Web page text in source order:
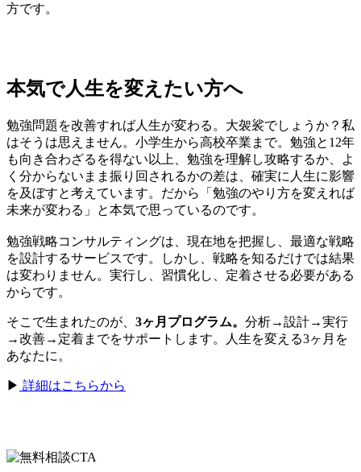
方です。
本気で人生を変えたい方へ
勉強問題を改善すれば人生が変わる。大袈裟でしょうか？私
はそうは思えません。小学生から高校卒業まで。勉強と12年
も向き合わざるを得ない以上、勉強を理解し攻略するか、よ
く分からないまま振り回されるかの差は、確実に人生に影響
を及ぼすと考えています。だから「勉強のやり方を変えれば
未来が変わる」と本気で思っているのです。
勉強戦略コンサルティングは、現在地を把握し、最適な戦略
を設計するサービスです。しかし、戦略を知るだけでは結果
は変わりません。実行し、習慣化し、定着させる必要がある
からです。
そこで生まれたのが、 3ヶ月プログラム。 分析→設計→実行
→改善→定着までをサポートします。人生を変える3ヶ月を
あなたに。
▶ 詳細はこちらから